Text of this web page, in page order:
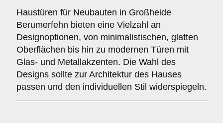
Haustüren für Neubauten in Großheide
Berumerfehn bieten eine Vielzahl an
Designoptionen, von minimalistischen, glatten
Oberflächen bis hin zu modernen Türen mit
Glas- und Metallakzenten. Die Wahl des
Designs sollte zur Architektur des Hauses
passen und den individuellen Stil widerspiegeln.